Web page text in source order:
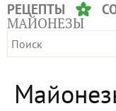
РЕЦЕПТЫ
МАЙОНЕЗЫ